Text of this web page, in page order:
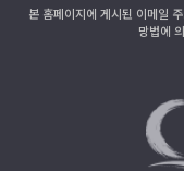
본 홈페이지에 게시된 이메일
망법에